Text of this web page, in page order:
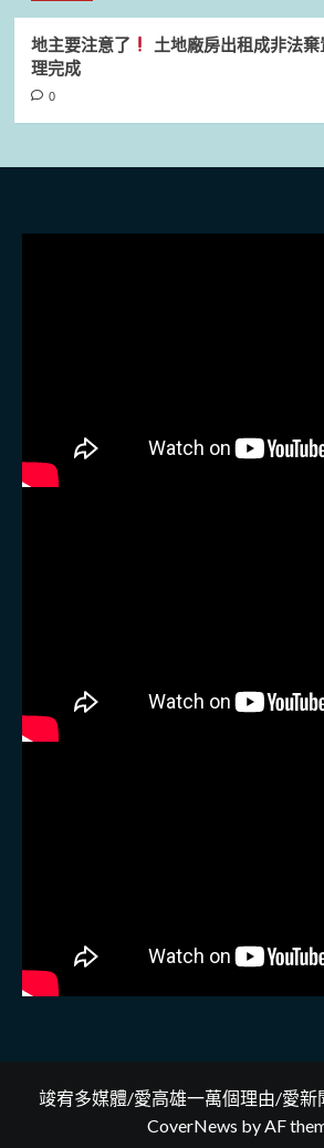
地主要注意了
土地廠房出租成非法
理完成
0
竣宥多媒體/愛高雄一萬個理由/愛新
CoverNews by AF